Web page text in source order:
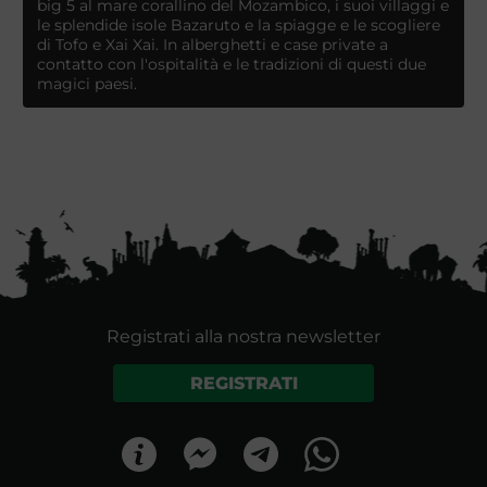
big 5 al mare corallino del Mozambico, i suoi villaggi e
le splendide isole Bazaruto e la spiagge e le scogliere
di Tofo e Xai Xai. In alberghetti e case private a
contatto con l'ospitalità e le tradizioni di questi due
magici paesi.
Registrati alla nostra newsletter
REGISTRATI